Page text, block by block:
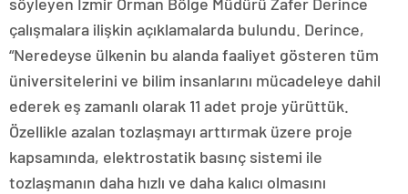
çalışmalara ilişkin açıklamalarda bulundu. Derince,
“Neredeyse ülkenin bu alanda faaliyet gösteren tüm
üniversitelerini ve bilim insanlarını mücadeleye dahil
ederek eş zamanlı olarak 11 adet proje yürüttük.
Özellikle azalan tozlaşmayı arttırmak üzere proje
kapsamında, elektrostatik basınç sistemi ile
tozlaşmanın daha hızlı ve daha kalıcı olmasını